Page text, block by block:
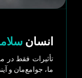
انسان
تأثیرات فقط در
ما، جوامع‌مان و